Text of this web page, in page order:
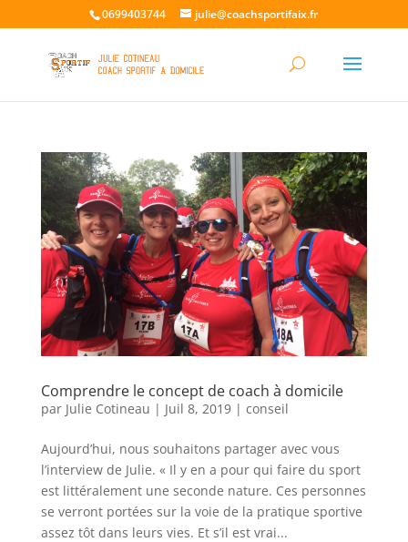
0699403744 julie@coachsportifaix.fr
Comprendre le concept de coach à domicile
par Julie Cotineau | Juil 8, 2019| conseil
Aujourd’hui, nous souhaitons partager avec vous
l’interview de Julie. « Il y en a pour qui faire du sport
est littéralement une seconde nature. Ces personnes
se verront portées sur la voie de la pratique sportive
assez tôt dans leurs vies. Et s’il est vrai...